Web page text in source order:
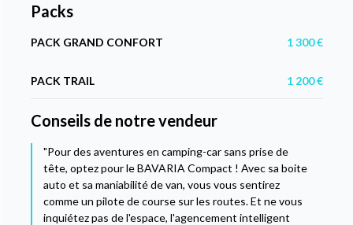
Packs
PACK GRAND CONFORT 1 300 €
PACK TRAIL 1 200 €
Conseils de notre vendeur
"Pour des aventures en camping-car sans prise de
tête, optez pour le BAVARIA Compact ! Avec sa boite
auto et sa maniabilité de van, vous vous sentirez
comme un pilote de course sur les routes. Et ne vous
inquiétez pas de l'espace, l'agencement intelligent